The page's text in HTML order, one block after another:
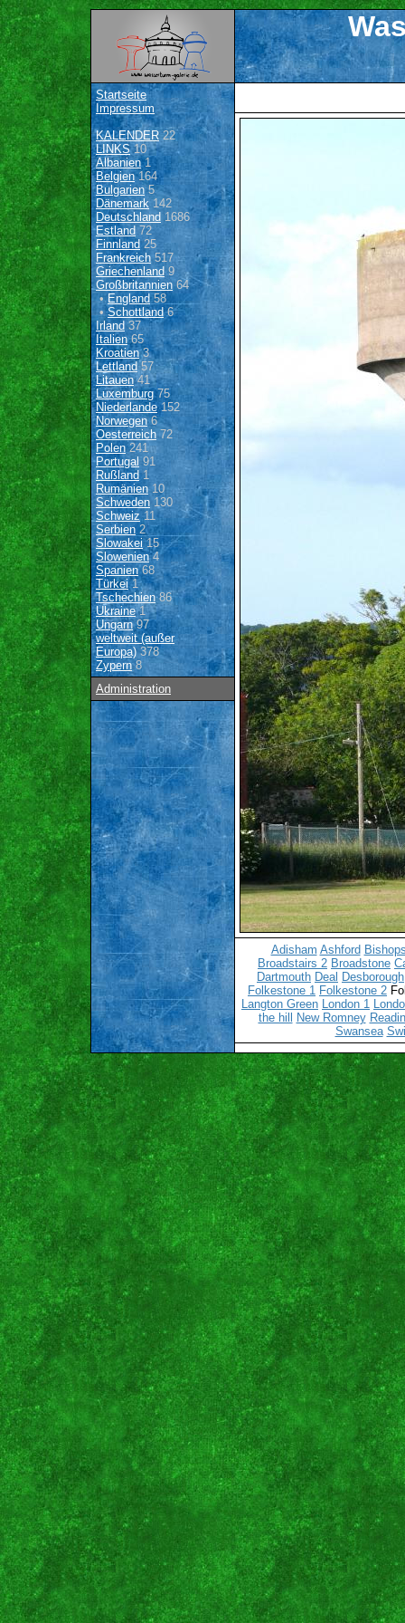
Startseite
Impressum
KALENDER22
LINKS10
Albanien1
Belgien164
Bulgarien 5
Dänemark142
Deutschland 1686
Estland 72
Finnland 25
Frankreich517
Griechenland9
Großbritannien64
• England58
•Schottland6
Irland 37
Italien65
Kroatien3
Lettland57
Litauen41
Luxemburg75
Niederlande152
Norwegen6
Oesterreich 72
Polen241
Portugal 91
Rußland1
Rumänien10
Schweden 130
Schweiz 11
Serbien 2
Slowakei 15
Slowenien4
Spanien68
Türkei 1
Tschechien86
Ukraine1
Ungarn97
weltweit (außer
Europa)378
Zypern8
Administration
Adisham Ashford
Broadstairs 2 Broadstone
Dartmouth Deal Desborough
Folkestone 1 Folkestone 2
Langton Green London 1
the hill
New Romney
Swansea